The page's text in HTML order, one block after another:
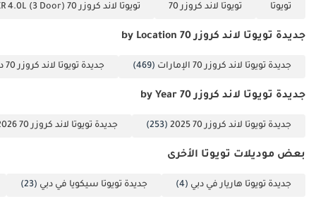
تويوتا تويوتا لاند كروزر 70 تويوتا لاند كروزر 70 VXR 4.0L (3 Door)
جديدة تويوتا لاند كروزر 70 by Location
جديدة تويوتا لاند كروزر 70 الإمارات (469) جديدة تويوتا لاند كروزر 70 دبي
جديدة تويوتا لاند كروزر 70 by Year
جديدة تويوتا لاند كروزر 70 2025 (253) جديدة تويوتا لاند كروزر 70 2026
بعض موديلات تويوتا الأخرى
جديدة تويوتا هاريار في دبي (4) جديدة تويوتا سيكويا في دبي (23)